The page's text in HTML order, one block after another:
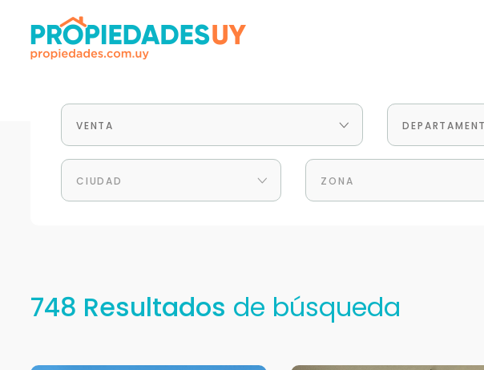
VENTA
CIUDAD ZONA
748 Resultados de búsqueda